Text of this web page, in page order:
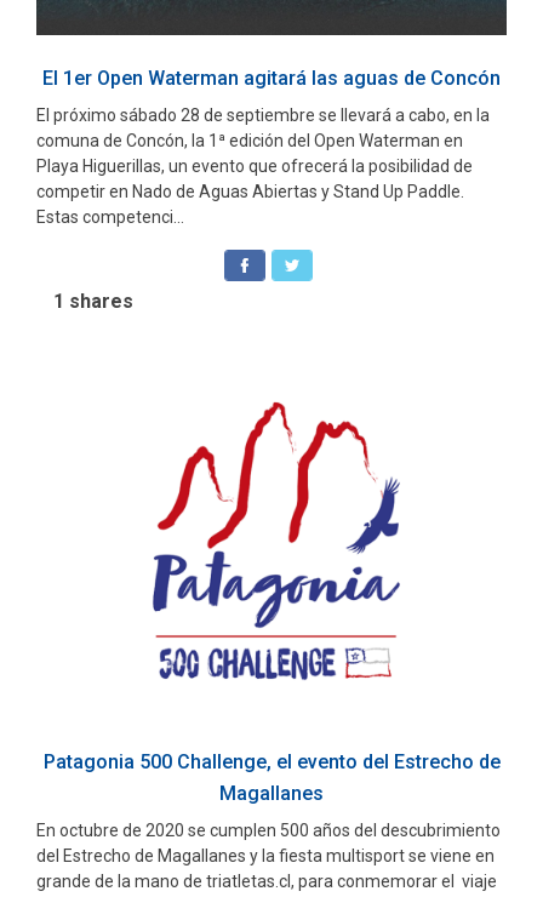
El 1er Open Waterman agitará las aguas de Concón
El próximo sábado 28 de septiembre se llevará a cabo, en la
comuna de Concón, la 1ª edición del Open Waterman en
Playa Higuerillas, un evento que ofrecerá la posibilidad de
competir en Nado de Aguas Abiertas y Stand Up Paddle.
Estas competenci...
1 shares
Patagonia 500 Challenge, el evento del Estrecho de
Magallanes
En octubre de 2020 se cumplen 500 años del descubrimiento
del Estrecho de Magallanes y la fiesta multisport se viene en
grande de la mano de triatletas.cl, para conmemorar el viaje